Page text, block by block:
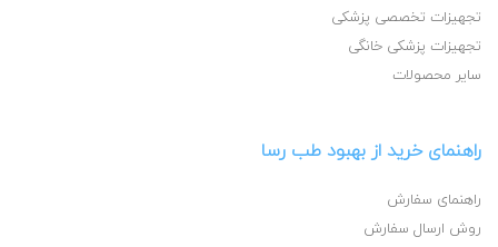
تجهیزات تخصصی پزشکی
تجهیزات پزشکی خانگی
سایر محصولات
راهنمای خرید از بهبود طب رسا
راهنمای سفارش
روش ارسال سفارش